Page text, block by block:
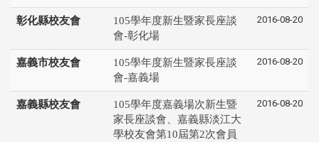
彰化縣校友會
105學年度新生暨家長座談
會-彰化場
2016-08-20
嘉義市校友會
105學年度新生暨家長座談
會-嘉義場
2016-08-20
嘉義縣校友會
105學年度嘉義場次新生暨
家長座談會、嘉義縣淡江大
學校友會第10屆第2次會員
2016-08-20